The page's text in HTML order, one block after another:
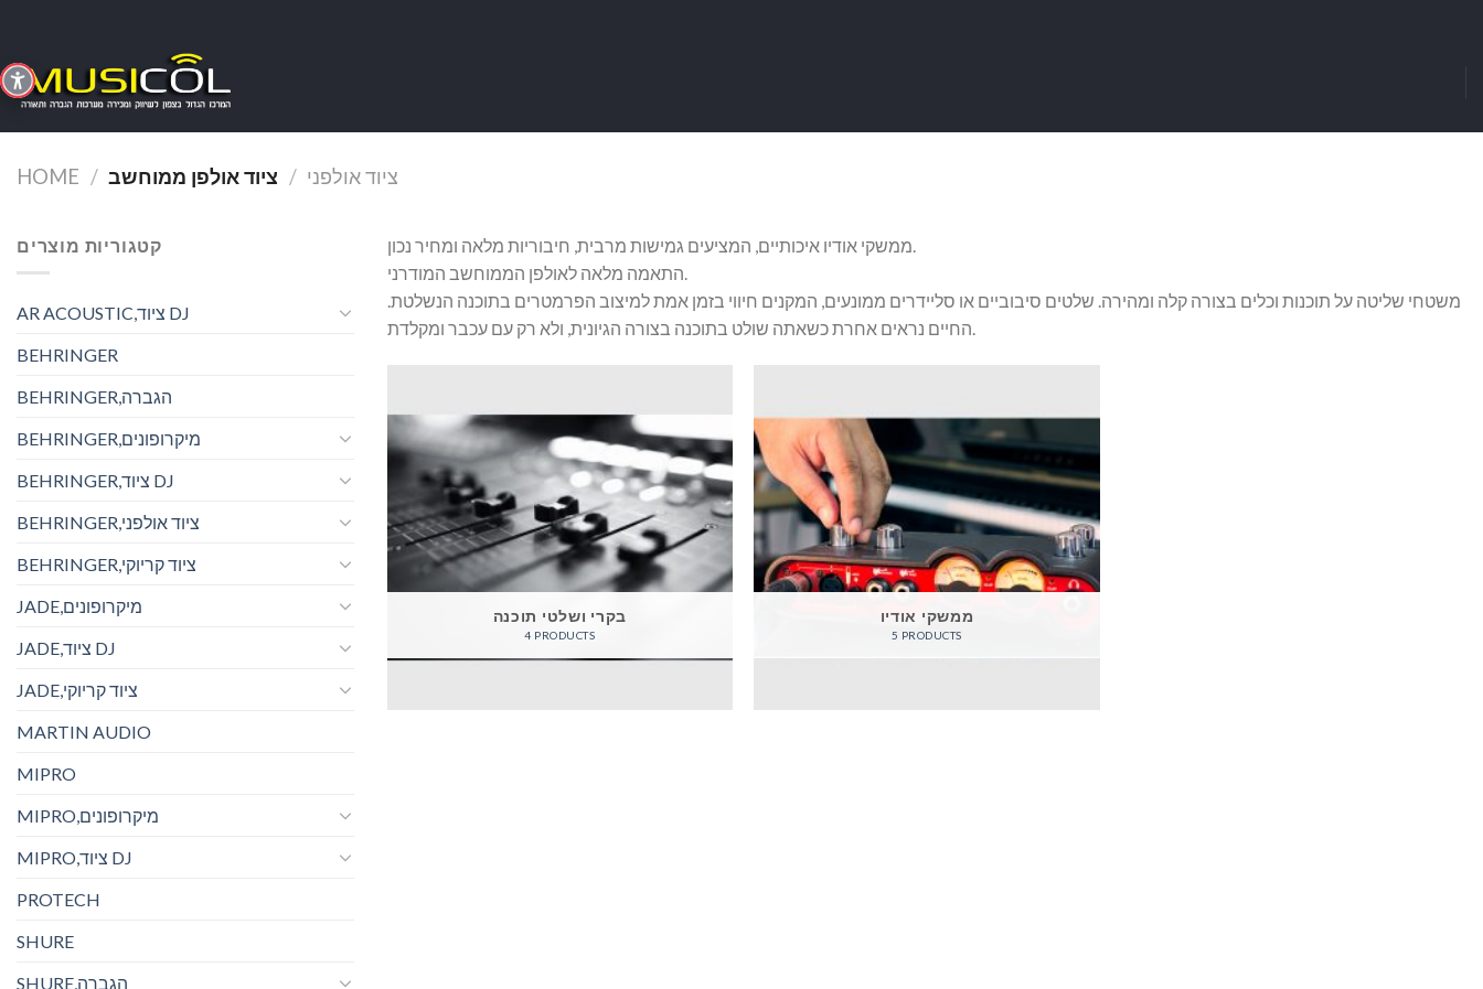
content
HOME / ציוד אולפני / ציוד אולפן ממוחשב
קטגוריות מוצרים
AR ACOUSTIC,ציוד DJ
BEHRINGER
BEHRINGER,הגברה
BEHRINGER,מיקרופונים
BEHRINGER,ציוד DJ
BEHRINGER,ציוד אולפני
BEHRINGER,ציוד קריוקי
JADE,מיקרופונים
JADE,ציוד DJ
JADE,ציוד קריוקי
MARTIN AUDIO
MIPRO
MIPRO,מיקרופונים
MIPRO,ציוד DJ
PROTECH
SHURE
SHURE,הגברה
ממשקי אודיו איכותיים, המציעים גמישות מרבית, חיבוריות מלאה ומחיר נכון.
התאמה מלאה לאולפן הממוחשב המודרני.
משטחי שליטה על תוכנות וכלים בצורה קלה ומהירה. שלטים סיבוביים או סליידרים ממונעים, המקנים חיווי בזמן אמת למיצוב הפרמטרים בתוכנה הנשלטת.
החיים נראים אחרת כשאתה שולט בתוכנה בצורה הגיונית, ולא רק עם עכבר ומקלדת.
בקרי ושלטי תוכנה
4 PRODUCTS
ממשקי אודיו
5 PRODUCTS